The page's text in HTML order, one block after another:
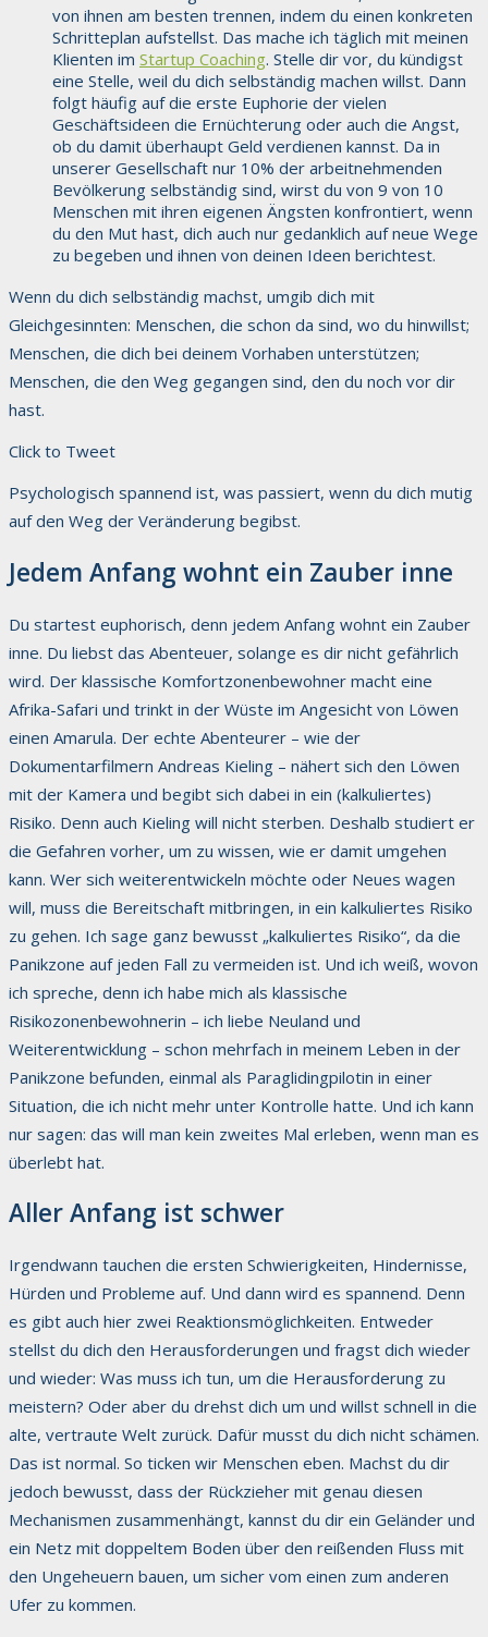
von ihnen am besten trennen, indem du einen konkreten
Schritteplan aufstellst. Das mache ich täglich mit meinen
Klienten im Startup Coaching. Stelle dir vor, du kündigst
eine Stelle, weil du dich selbständig machen willst. Dann
folgt häufig auf die erste Euphorie der vielen
Geschäftsideen die Ernüchterung oder auch die Angst,
ob du damit überhaupt Geld verdienen kannst. Da in
unserer Gesellschaft nur 10% der arbeitnehmenden
Bevölkerung selbständig sind, wirst du von 9 von 10
Menschen mit ihren eigenen Ängsten konfrontiert, wenn
du den Mut hast, dich auch nur gedanklich auf neue Wege
zu begeben und ihnen von deinen Ideen berichtest.
Wenn du dich selbständig machst, umgib dich mit
Gleichgesinnten: Menschen, die schon da sind, wo du hinwillst;
Menschen, die dich bei deinem Vorhaben unterstützen;
Menschen, die den Weg gegangen sind, den du noch vor dir
hast.
Click to Tweet
Psychologisch spannend ist, was passiert, wenn du dich mutig
auf den Weg der Veränderung begibst.
Jedem Anfang wohnt ein Zauber inne
Du startest euphorisch, denn jedem Anfang wohnt ein Zauber
inne. Du liebst das Abenteuer, solange es dir nicht gefährlich
wird. Der klassische Komfortzonenbewohner macht eine
Afrika-Safari und trinkt in der Wüste im Angesicht von Löwen
einen Amarula. Der echte Abenteurer – wie der
Dokumentarfilmern Andreas Kieling – nähert sich den Löwen
mit der Kamera und begibt sich dabei in ein (kalkuliertes)
Risiko. Denn auch Kieling will nicht sterben. Deshalb studiert er
die Gefahren vorher, um zu wissen, wie er damit umgehen
kann. Wer sich weiterentwickeln möchte oder Neues wagen
will, muss die Bereitschaft mitbringen, in ein kalkuliertes Risiko
zu gehen. Ich sage ganz bewusst „kalkuliertes Risiko“, da die
Panikzone auf jeden Fall zu vermeiden ist. Und ich weiß, wovon
ich spreche, denn ich habe mich als klassische
Risikozonenbewohnerin – ich liebe Neuland und
Weiterentwicklung – schon mehrfach in meinem Leben in der
Panikzone befunden, einmal als Paraglidingpilotin in einer
Situation, die ich nicht mehr unter Kontrolle hatte. Und ich kann
nur sagen: das will man kein zweites Mal erleben, wenn man es
überlebt hat.
Aller Anfang ist schwer
Irgendwann tauchen die ersten Schwierigkeiten, Hindernisse,
Hürden und Probleme auf. Und dann wird es spannend. Denn
es gibt auch hier zwei Reaktionsmöglichkeiten. Entweder
stellst du dich den Herausforderungen und fragst dich wieder
und wieder: Was muss ich tun, um die Herausforderung zu
meistern? Oder aber du drehst dich um und willst schnell in die
alte, vertraute Welt zurück. Dafür musst du dich nicht schämen.
Das ist normal. So ticken wir Menschen eben. Machst du dir
jedoch bewusst, dass der Rückzieher mit genau diesen
Mechanismen zusammenhängt, kannst du dir ein Geländer und
ein Netz mit doppeltem Boden über den reißenden Fluss mit
den Ungeheuern bauen, um sicher vom einen zum anderen
Ufer zu kommen.